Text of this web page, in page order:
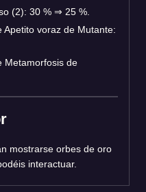
(2): 30 % ⇒ 25 %.
Apetito voraz de Mutante:
Metamorfosis de
mostrarse orbes de oro
interactuar.